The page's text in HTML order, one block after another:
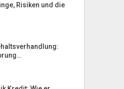
Risiken und die